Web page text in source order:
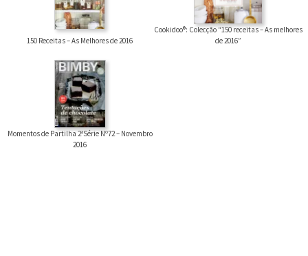
150 Receitas – As Melhores de 2016
Cookidoo®: Colecção “150 receitas – As melhores
de 2016”
Momentos de Partilha 2ªSérie Nº72 – Novembro
2016